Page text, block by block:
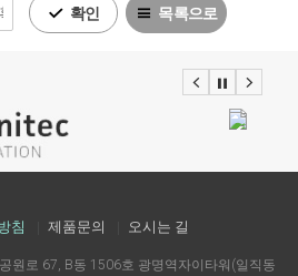
확인 목록으로
Next
Stop
침 제품문의 오시는 길
원로 67, B동 1506호 광명역자이타워(일직동